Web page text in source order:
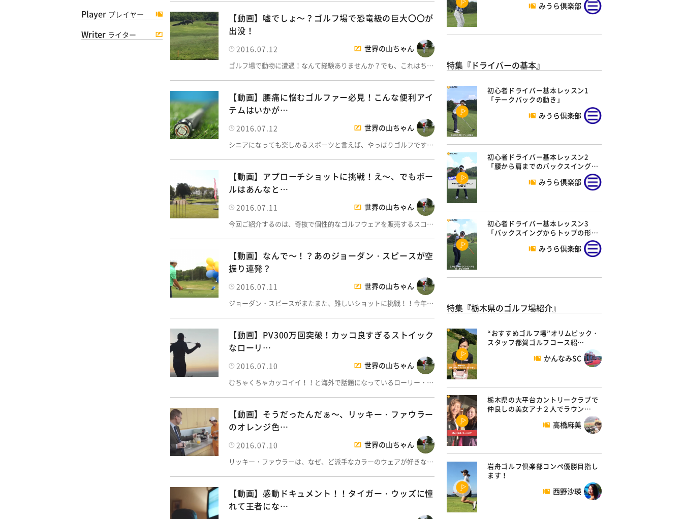
Player プレイヤー
Writer ライター
【動画】嘘でしょ～？ゴルフ場で恐竜級の巨大〇〇が
出没！
2016.07.12 世界の山ちゃん
ゴルフ場で動物に遭遇！なんて経験ありませんか？でも、これはち…
【動画】腰痛に悩むゴルファー必見！こんな便利アイ
テムはいかが…
2016.07.12 世界の山ちゃん
シニアになっても楽しめるスポーツと言えば、やっぱりゴルフです…
【動画】アプローチショットに挑戦！え～、でもボー
ルはあんなと…
2016.07.11 世界の山ちゃん
今回ご紹介するのは、奇抜で個性的なゴルフウェアを販売するスコ…
【動画】なんで～！？あのジョーダン・スピースが空
振り連発？
2016.07.11 世界の山ちゃん
ジョーダン・スピースがまたまた、難しいショットに挑戦！！今年…
【動画】PV300万回突破！カッコ良すぎるストイック
なローリ…
2016.07.10 世界の山ちゃん
むちゃくちゃカッコイイ！！と海外で話題になっているローリー・…
【動画】そうだったんだぁ～、リッキー・ファウラー
のオレンジ色…
2016.07.10 世界の山ちゃん
リッキー・ファウラーは、なぜ、ど派手なカラーのウェアが好きな…
【動画】感動ドキュメント！！タイガー・ウッズに憧
れて王者にな…
みうら倶楽部
特集『ドライバーの基本』
初心者ドライバー基本レッスン1
「テークバックの動き」
みうら倶楽部
初心者ドライバー基本レッスン2
「腰から肩までのバックスイング…
みうら倶楽部
初心者ドライバー基本レッスン3
「バックスイングからトップの形…
みうら倶楽部
特集『栃木県のゴルフ場紹介』
“おすすめゴルフ場”オリムピック・
スタッフ都賀ゴルフコース紹…
かんなみSC
栃木県の大平台カントリークラブで
仲良しの美女アナ２人でラウン…
高橋麻美
岩舟ゴルフ倶楽部コンペ優勝目指し
ます！
西野沙瑛